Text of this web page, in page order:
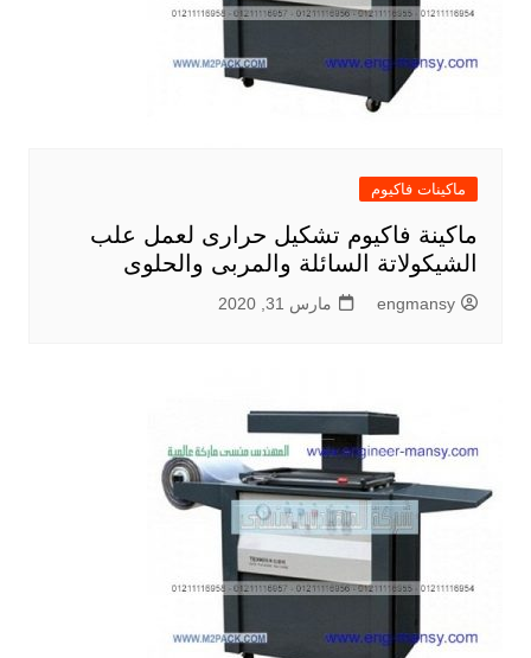
ماكينات فاكيوم
ماكينة فاكيوم تشكيل حرارى لعمل علب
الشيكولاتة السائلة والمربى والحلوى
engmansy مارس 31, 2020